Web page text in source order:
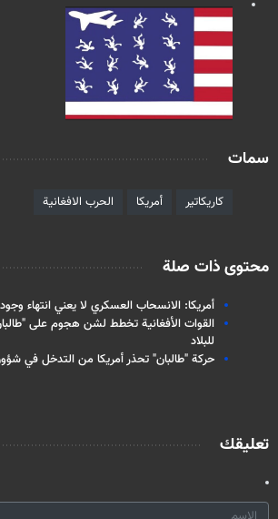
سمات
كاريكاتير أمريكا الحرب الافغانية
محتوى ذات صلة
أمريكا: الانسحاب العسكري لا يعني انتهاء
القوات الأفغانية تخطط لشن هجوم على
للبلاد
حركة "طالبان" تحذر أمريكا من التدخل في
تعليقك